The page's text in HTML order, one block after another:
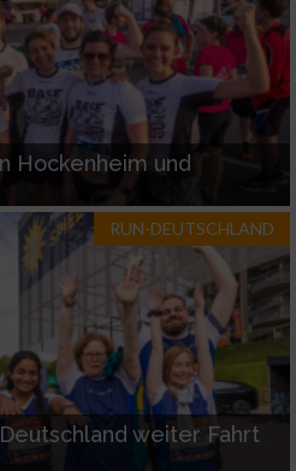
Hockenheim und
RUN-DEUTSCHLAND
weiter Fahrt